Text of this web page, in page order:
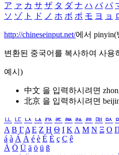
ア ァ カ サ ザ タ ダ ナ ハ バ パ
ソ ゾ ト ド ノ ホ ボ ポ モ ヨ ョ
http://chineseinput.net/에서
변환된 중국어를 복사하여 사용
예시)
中文 을 입력하시려면
北京 을 입력하시려면
ㅥ ㅦ ㅧ ㅨ ㅩ ㅪ ㅫ ㅬ ㅭ ㅮ ㅯ
Α Β ΓΔ Ε Ζ Η Θ Ι ΚΛ Μ Ν Ξ Ο
á à Á À é è É È ç Ç ê
Ä Ö Ü ä ö ü ß